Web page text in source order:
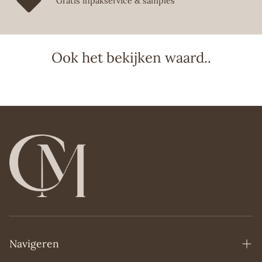
Na enige tijd vermengen de citrustonen zich met
houtachtige tonen die kenmerkend zijn voor mediterrane
Acqua dell'Elba is een van de snelst groeiende Italiaanse
14:00 uur op een werkdag zijn gedaan dezelfde dag nog
te verzenden. Zo hoef je nooit lang te wachten op je
favoriete product!
Ook het bekijken waard..
Navigeren